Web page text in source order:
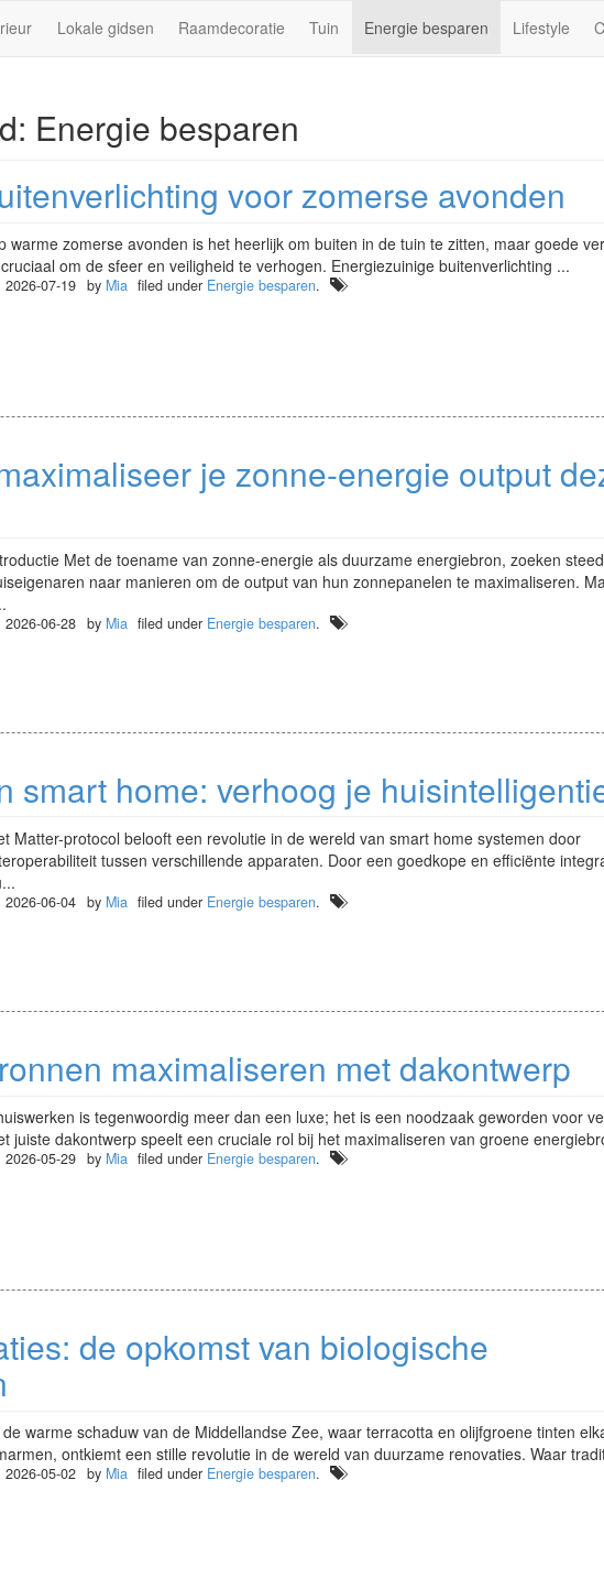
Lokale gidsen Raamdecoratie Tuin Energie besparen Lifestyle
Energie besparen
voor zomerse avonden
warme zomerse avonden is het heerlijk om buiten in de tuin te zitten, maar goede
om de sfeer en veiligheid te verhogen. Energiezuinige buitenverlichting ...
2026-07-19 by Mia filed under Energie besparen.
je zonne-energie output
Met de toename van zonne-energie als duurzame energiebron, zoeken
naar manieren om de output van hun zonnepanelen te maximaliseren.
2026-06-28 by Mia filed under Energie besparen.
smart home: verhoog je
Matter-protocol belooft een revolutie in de wereld van smart home systemen door
tussen verschillende apparaten. Door een goedkope en efficiënte
2026-06-04 by Mia filed under Energie besparen.
maximaliseren met dakontwerp
is tegenwoordig meer dan een luxe; het is een noodzaak geworden voor
juiste dakontwerp speelt een cruciale rol bij het maximaliseren van groene
2026-05-29 by Mia filed under Energie besparen.
de opkomst van biologische
de warme schaduw van de Middellandse Zee, waar terracotta en olijfgroene tinten
ontkiemt een stille revolutie in de wereld van duurzame renovaties. Waar
2026-05-02 by Mia filed under Energie besparen.